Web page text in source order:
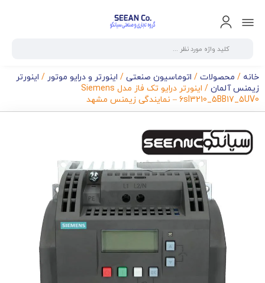
خانه / محصولات / اتوماسیون صنعتی / اینورتر و درایو موتور / اینورتر
زیمنس آلمان
/ اینورتر درایو تک فاز مدل Siemens
6sl3210_5BB17_5UV0 – نمایندگی زیمنس مشهد